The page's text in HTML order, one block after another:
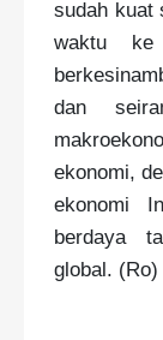
sudah kuat
waktu ke
dan
ekonomi,
ekonomi
berdaya
global. (Ro)